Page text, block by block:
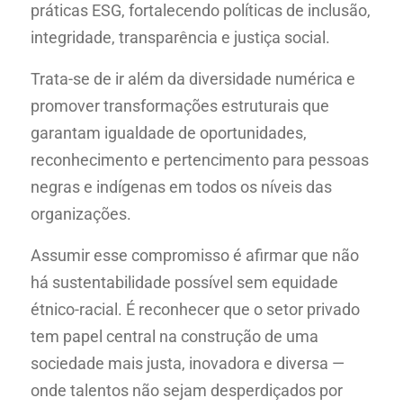
práticas ESG, fortalecendo políticas de inclusão,
integridade, transparência e justiça social.
Trata-se de ir além da diversidade numérica e
promover transformações estruturais que
garantam igualdade de oportunidades,
reconhecimento e pertencimento para pessoas
negras e indígenas em todos os níveis das
organizações.
Assumir esse compromisso é afirmar que não
há sustentabilidade possível sem equidade
étnico-racial. É reconhecer que o setor privado
tem papel central na construção de uma
sociedade mais justa, inovadora e diversa —
onde talentos não sejam desperdiçados por